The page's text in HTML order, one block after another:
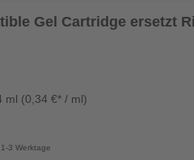
Gel Cartridge ersetzt
ml (0,34 €* / ml)
3 Werktage